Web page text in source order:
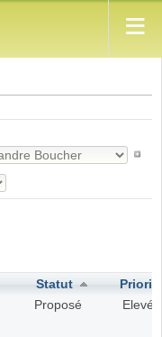
Statut
Proposé Elevé